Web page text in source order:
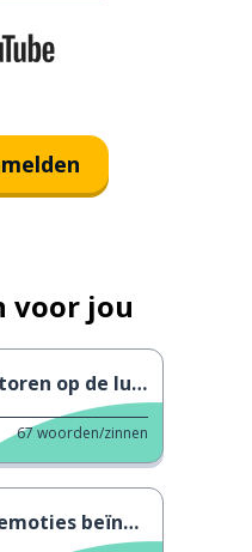
voor jou
op de luchthaven
67woorden/zinnen
beïnvloedt